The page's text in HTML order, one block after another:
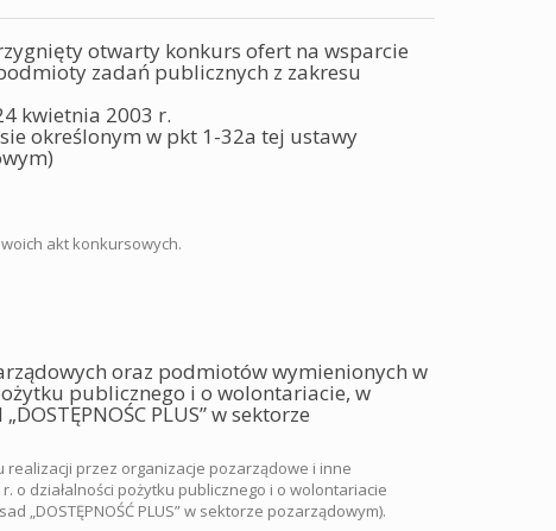
otwarty konkurs ofert na wsparcie
zadań publicznych z zakresu
kwietnia 2003 r.
określonym w pkt 1-32a tej ustawy
akt konkursowych.
oraz podmiotów wymienionych w
publicznego i o wolontariacie, w
PLUS” w sektorze
realizacji przez organizacje pozarządowe i inne
o działalności pożytku publicznego i o wolontariacie
„DOSTĘPNOŚĆ PLUS” w sektorze pozarządowym).